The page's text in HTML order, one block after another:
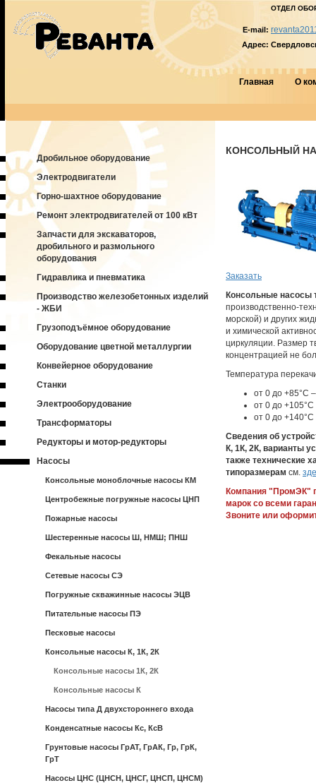
ОТДЕЛ
E-mail:
Адрес:
Главная О
Дробильное оборудование
Электродвигатели
Горно-шахтное оборудование
Ремонт электродвигателей от 100 кВт
Запчасти для экскаваторов,
дробильного и размольного
оборудования
Гидравлика и пневматика
Производство железобетонных изделий
- ЖБИ
Грузоподъёмное оборудование
Оборудование цветной металлургии
Конвейерное оборудование
Станки
Электрооборудование
Трансформаторы
Редукторы и мотор-редукторы
Насосы
Консольные моноблочные насосы КМ
Центробежные погружные насосы ЦНП
Пожарные насосы
Шестеренные насосы Ш, НМШ; ПНШ
Фекальные насосы
Сетевые насосы СЭ
Погружные скважинные насосы ЭЦВ
Питательные насосы ПЭ
Песковые насосы
Консольные насосы К, 1К, 2К
Консольные насосы 1К, 2К
Консольные насосы К
Насосы типа Д двухстороннего входа
Конденсатные насосы Кс, КсВ
Грунтовые насосы ГрАТ, ГрАК, Гр, ГрК,
ГрТ
Насосы ЦНС (ЦНСН, ЦНСГ, ЦНСП, ЦНСМ)
КОНСОЛЬНЫЙ
Заказать
Консольные насосы
производственно-
морской) и других
и химической
циркуляции. Размер
концентрацией не
Температура
от 0 до +85°С
от 0 до
от 0 до
Сведения об
К, 1К, 2К, варианты
также технические
типоразмерам см.
Компания "ПромЭК"
марок со всеми
Звоните или